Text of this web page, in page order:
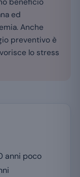
beneficio
ed
Anche
preventivo è
lo stress
anni poco